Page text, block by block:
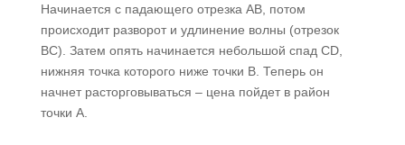
Начинается с падающего отрезка AB, потом
происходит разворот и удлинение волны (отрезок
BC). Затем опять начинается небольшой спад CD,
нижняя точка которого ниже точки B. Теперь он
начнет расторговываться – цена пойдет в район
точки А.